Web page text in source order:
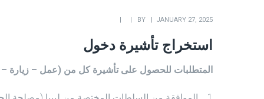
JANUARY 27, 2025
BY
استخراج تأشيرة دخول
المتطلبات للحصول على تأشيرة كل من (عمل – زيارة –